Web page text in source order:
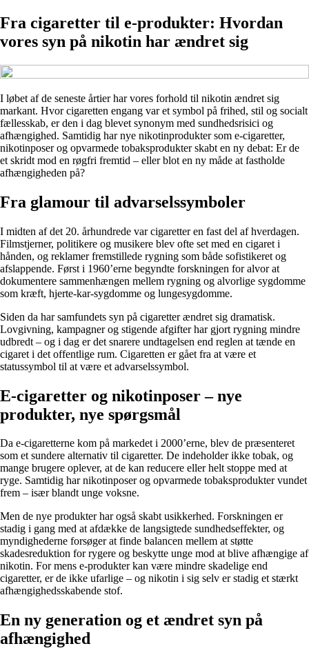
Fra cigaretter til e-produkter: Hvordan
vores syn på nikotin har ændret sig
I løbet af de seneste årtier har vores forhold til nikotin ændret sig
markant. Hvor cigaretten engang var et symbol på frihed, stil og socialt
fællesskab, er den i dag blevet synonym med sundhedsrisici og
afhængighed. Samtidig har nye nikotinprodukter som e-cigaretter,
nikotinposer og opvarmede tobaksprodukter skabt en ny debat: Er de
et skridt mod en røgfri fremtid – eller blot en ny måde at fastholde
afhængigheden på?
Fra glamour til advarselssymboler
I midten af det 20. århundrede var cigaretter en fast del af hverdagen.
Filmstjerner, politikere og musikere blev ofte set med en cigaret i
hånden, og reklamer fremstillede rygning som både sofistikeret og
afslappende. Først i 1960’erne begyndte forskningen for alvor at
dokumentere sammenhængen mellem rygning og alvorlige sygdomme
som kræft, hjerte-kar-sygdomme og lungesygdomme.
Siden da har samfundets syn på cigaretter ændret sig dramatisk.
Lovgivning, kampagner og stigende afgifter har gjort rygning mindre
udbredt – og i dag er det snarere undtagelsen end reglen at tænde en
cigaret i det offentlige rum. Cigaretten er gået fra at være et
statussymbol til at være et advarselssymbol.
E-cigaretter og nikotinposer – nye
produkter, nye spørgsmål
Da e-cigaretterne kom på markedet i 2000’erne, blev de præsenteret
som et sundere alternativ til cigaretter. De indeholder ikke tobak, og
mange brugere oplever, at de kan reducere eller helt stoppe med at
ryge. Samtidig har nikotinposer og opvarmede tobaksprodukter vundet
frem – især blandt unge voksne.
Men de nye produkter har også skabt usikkerhed. Forskningen er
stadig i gang med at afdække de langsigtede sundhedseffekter, og
myndighederne forsøger at finde balancen mellem at støtte
skadesreduktion for rygere og beskytte unge mod at blive afhængige af
nikotin. For mens e-produkter kan være mindre skadelige end
cigaretter, er de ikke ufarlige – og nikotin i sig selv er stadig et stærkt
afhængighedsskabende stof.
En ny generation og et ændret syn på
afhængighed